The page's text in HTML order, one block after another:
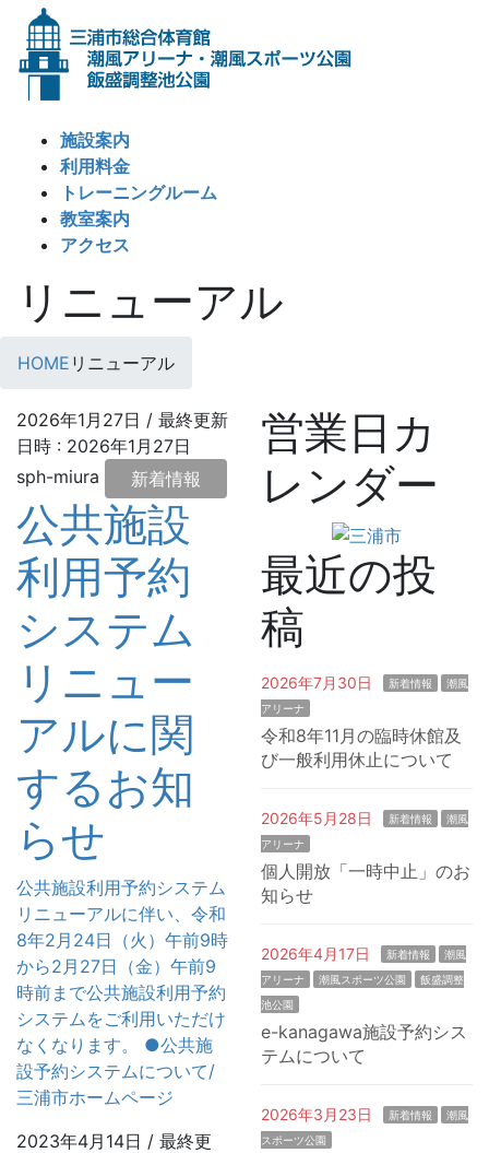
施設案内
利用料金
トレーニングルーム
教室案内
アクセス
リニューアル
HOME リニューアル
2026年1月27日 / 最終更新
日時 : 2026年1月27日
sph-miura
新着情報
公共施設
利用予約
システム
リニュー
アルに関
するお知
らせ
公共施設利用予約システム
リニューアルに伴い、令和
8年2月24日（火）午前9時
から2月27日（金）午前9
時前まで公共施設利用予約
システムをご利用いただけ
なくなります。 ●公共施
設予約システムについて/
三浦市ホームページ
2023年4月14日 / 最終更
営業日カ
レンダー
最近の投
稿
2026年7月30日 新着情報
潮風
アリーナ
令和8年11月の臨時休館及
び一般利用休止について
2026年5月28日 新着情報
潮風
アリーナ
個人開放「一時中止」のお
知らせ
2026年4月17日 新着情報
潮風
アリーナ
潮風スポーツ公園
飯盛調整
池公園
e-kanagawa施設予約シス
テムについて
2026年3月23日 新着情報
潮風
スポーツ公園